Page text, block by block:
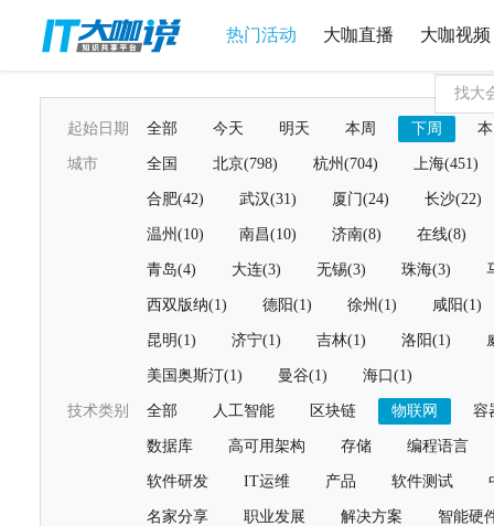
热门活动 大咖直播 大咖视频
起始日期 全部 今天 明天 本周 下周
城市 全国 北京(798) 杭州(704) 上海(451)
合肥(42) 武汉(31) 厦门(24) 长沙(22)
温州(10) 南昌(10) 济南(8) 在线(8)
青岛(4) 大连(3) 无锡(3) 珠海(3)
西双版纳(1) 德阳(1) 徐州(1) 咸阳(1)
昆明(1) 济宁(1) 吉林(1) 洛阳(1)
美国奥斯汀(1) 曼谷(1) 海口(1)
技术类别 全部 人工智能 区块链 物联网 容
数据库 高可用架构 存储 编程语言
软件研发 IT运维 产品 软件测试
名家分享 职业发展 解决方案 智能硬